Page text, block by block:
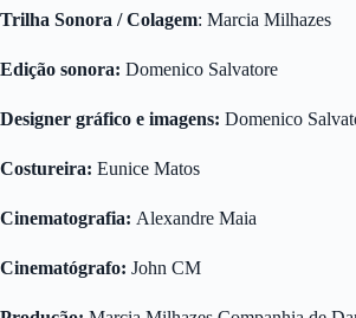
Trilha Sonora / Colagem: Marcia Milhazes
Edição sonora: Domenico Salvatore
Designer gráfico e imagens: Domenico
Costureira: Eunice Matos
Cinematografia: Alexandre Maia
Cinematógrafo: John CM